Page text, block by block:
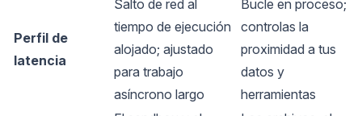
Perfil de
latencia
Salto de red al
tiempo de ejecución
alojado; ajustado
para trabajo
asíncrono largo
Bucle en proceso;
controlas la
proximidad a tus
datos y
herramientas